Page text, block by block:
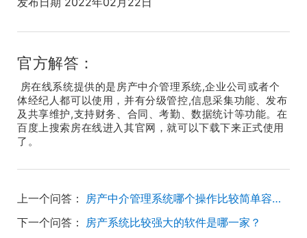
官方解答：
房在线系统提供的是房产中介管理系统,企业公司或者个
体经纪人都可以使用，并有分级管控,信息采集功能、发布
及共享维护,支持财务、合同、考勤、数据统计等功能。在
百度上搜索房在线进入其官网，就可以下载下来正式使用
了。
上一个问答：
房产中介管理系统哪个操作比较简单容易上手的？
下一个问答： 房产系统比较强大的软件是哪一家？